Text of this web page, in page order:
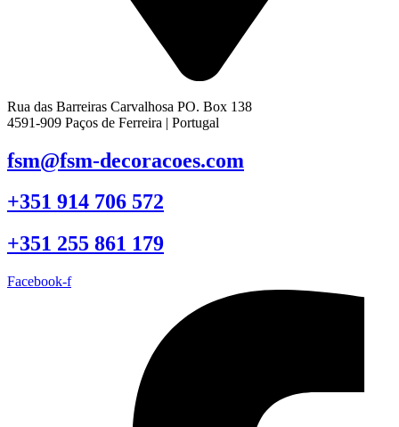
Rua das Barreiras Carvalhosa PO. Box 138
4591-909 Paços de Ferreira | Portugal
fsm@fsm-decoracoes.com
+351 914 706 572
+351 255 861 179
Facebook-f